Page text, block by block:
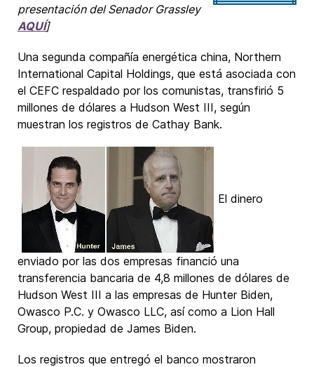
presentación del Senador Grassley
AQUÍ]
Una segunda compañía energética china, Northern
International Capital Holdings, que está asociada con
el CEFC respaldado por los comunistas, transfirió 5
millones de dólares a Hudson West III, según
muestran los registros de Cathay Bank.
El dinero
enviado por las dos empresas financió una
transferencia bancaria de 4,8 millones de dólares de
Hudson West III a las empresas de Hunter Biden,
Owasco P.C. y Owasco LLC, así como a Lion Hall
Group, propiedad de James Biden.
Los registros que entregó el banco mostraron